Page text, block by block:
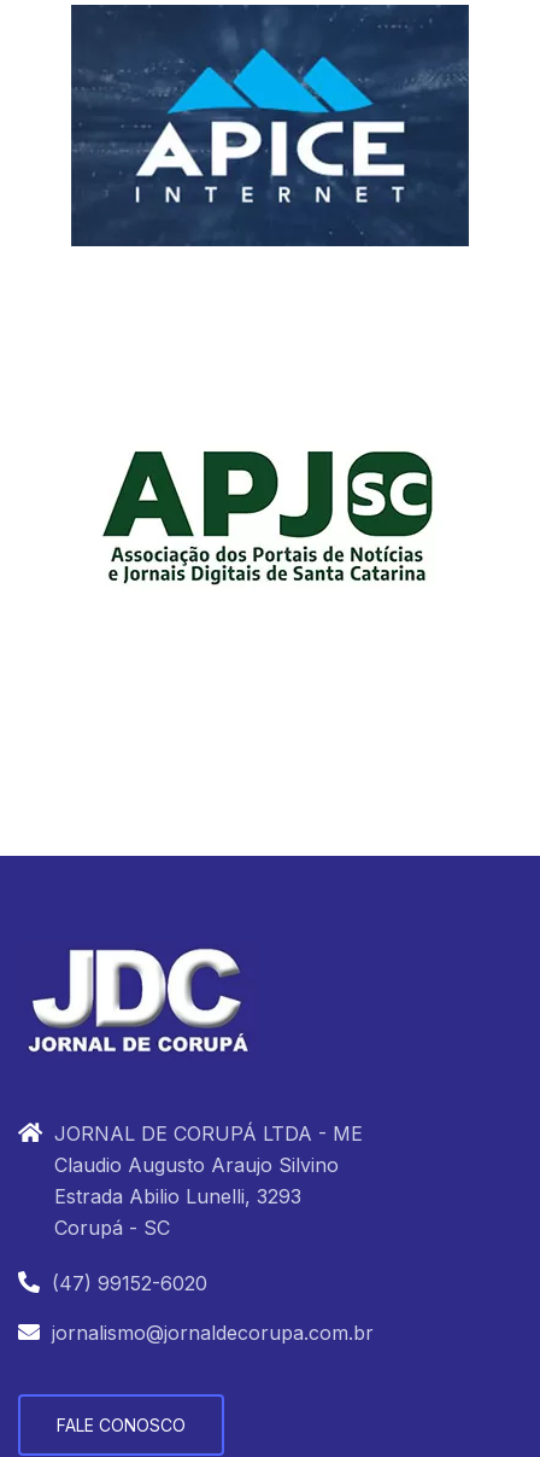
JORNAL DE CORUPÁ LTDA - ME
Claudio Augusto Araujo Silvino
Estrada Abilio Lunelli, 3293
Corupá - SC
(47) 99152-6020
jornalismo@jornaldecorupa.com.br
FALE CONOSCO